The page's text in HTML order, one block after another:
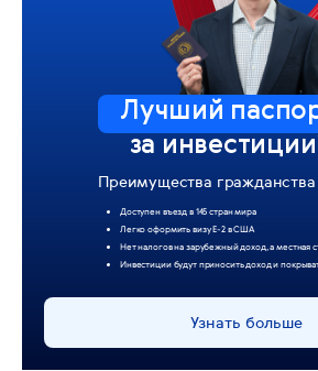
Лучший
за
Преимущества гражданства
Доступен въезд в 145 стран мира
Легко оформить визу Е-2 в США
Нет налогов на зарубежный доход, а местная
Инвестиции будут приносить доход и
Узнать больше